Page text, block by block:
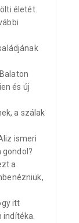
életét.
és új
a szálak
ismeri
gondol?
a
itt